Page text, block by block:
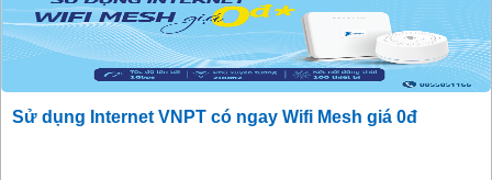
Sử dụng Internet VNPT có ngay Wifi Mesh giá 0đ